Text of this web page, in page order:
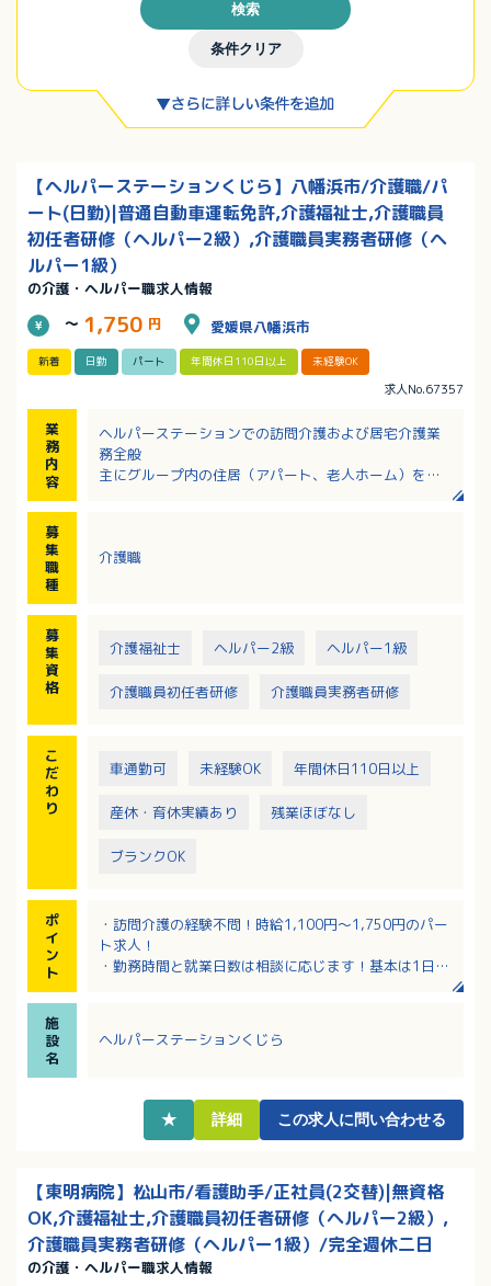
条件クリア
検索
【ヘルパーステーションくじら】八幡浜市/介護職/パ
ート(日勤)|普通自動車運転免許,介護福祉士,介護職員
初任者研修（ヘルパー2級）,介護職員実務者研修（ヘ
ルパー1級）
の介護・ヘルパー職求人情報
～ 1,750 円 愛媛県八幡浜市
新着 日勤 パート 年間休日110日以上 未経験OK
求人No.67357
業
務
内
容
ヘルパーステーションでの訪問介護および居宅介護業
務全般
主にグループ内の住居（アパート、老人ホーム）を訪
募
集
職
種
介護職
募
集
資
格
介護福祉士 ヘルパー2級 ヘルパー1級
介護職員初任者研修 介護職員実務者研修
こ
だ
わ
り
車通勤可 未経験OK 年間休日110日以上
産休・育休実績あり 残業ほぼなし
ブランクOK
ポ
イ
ン
ト
・訪問介護の経験不問！時給1,100円～1,750円のパー
ト求人！
・勤務時間と就業日数は相談に応じます！基本は1日4
事業を展開しているグループです
・研修制度充実！未経験の方もしっかりサポートして
施
設
名
ヘルパーステーションくじら
★ 詳細 この求人に問い合わせる
【東明病院】松山市/看護助手/正社員(2交替)|無資格
OK,介護福祉士,介護職員初任者研修（ヘルパー2級）,
介護職員実務者研修（ヘルパー1級）/完全週休二日
の介護・ヘルパー職求人情報